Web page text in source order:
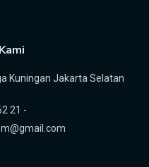
Kuningan Jakarta Selatan
21 -